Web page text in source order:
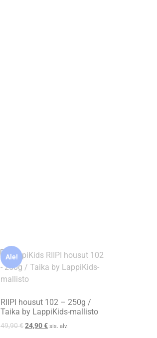
Ale!
RIIPI housut 102 – 250g /
Taika by LappiKids-mallisto
49,90€24,90€ sis. alv.